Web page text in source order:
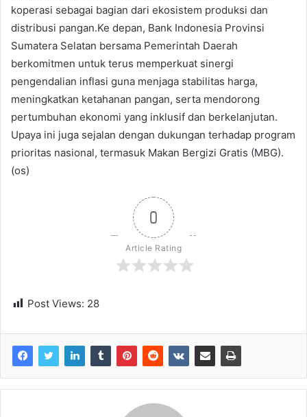
koperasi sebagai bagian dari ekosistem produksi dan
distribusi pangan.Ke depan, Bank Indonesia Provinsi
Sumatera Selatan bersama Pemerintah Daerah
berkomitmen untuk terus memperkuat sinergi
pengendalian inflasi guna menjaga stabilitas harga,
meningkatkan ketahanan pangan, serta mendorong
pertumbuhan ekonomi yang inklusif dan berkelanjutan.
Upaya ini juga sejalan dengan dukungan terhadap program
prioritas nasional, termasuk Makan Bergizi Gratis (MBG).
(os)
0
Article Rating
Post Views: 28